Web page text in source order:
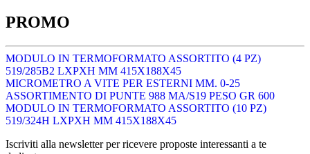
PROMO
MODULO IN TERMOFORMATO ASSORTITO (4 PZ)
519/285B2 LXPXH MM 415X188X45
MICROMETRO A VITE PER ESTERNI MM. 0-25
ASSORTIMENTO DI PUNTE 988 MA/S19 PESO GR 600
MODULO IN TERMOFORMATO ASSORTITO (10 PZ)
519/324H LXPXH MM 415X188X45
Iscriviti alla newsletter per ricevere proposte interessanti a te